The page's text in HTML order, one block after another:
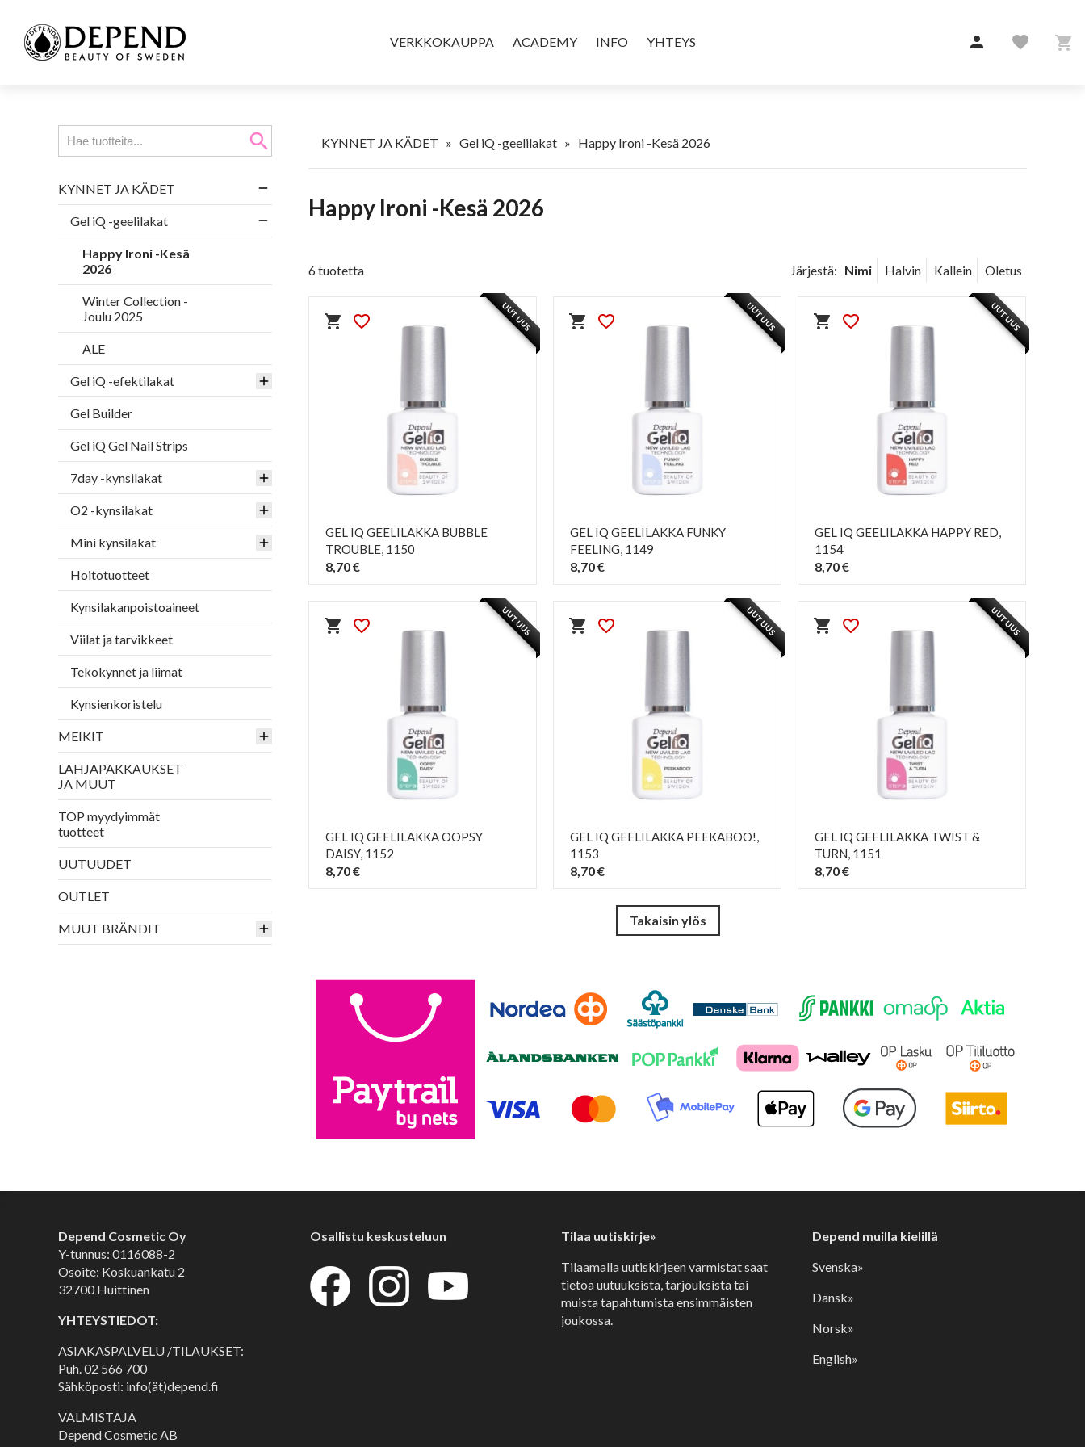
VERKKOKAUPPA ACADEMY INFO YHTEYS  favorite 
search
KYNNET JA KÄDET
Gel iQ -geelilakat
Happy Ironi -Kesä
2026
Winter Collection -
Joulu 2025
ALE
Gel iQ -efektilakat
Gel Builder
Gel iQ Gel Nail Strips
7day -kynsilakat
O2 -kynsilakat
Mini kynsilakat
Hoitotuotteet
Kynsilakanpoistoaineet
Viilat ja tarvikkeet
Tekokynnet ja liimat
Kynsienkoristelu
MEIKIT
LAHJAPAKKAUKSET
JA MUUT
TOP myydyimmät
tuotteet
UUTUUDET
OUTLET
MUUT BRÄNDIT
KYNNET JA KÄDET » Gel iQ -geelilakat » Happy Ironi -Kesä 2026
Happy Ironi -Kesä 2026
6 tuotetta Järjestä: Nimi Halvin Kallein Oletus
shopping_cart favorite_border UUTUUS
GEL IQ GEELILAKKA BUBBLE
TROUBLE, 1150
8,70 €
shopping_cart favorite_border UUTUUS
GEL IQ GEELILAKKA FUNKY
FEELING, 1149
8,70 €
shopping_cart favorite_border UUTUUS
GEL IQ GEELILAKKA HAPPY RED,
1154
8,70 €
shopping_cart favorite_border UUTUUS
GEL IQ GEELILAKKA OOPSY
DAISY, 1152
8,70 €
shopping_cart favorite_border UUTUUS
GEL IQ GEELILAKKA PEEKABOO!,
1153
8,70 €
shopping_cart favorite_border UUTUUS
GEL IQ GEELILAKKA TWIST &
TURN, 1151
8,70 €
Depend Cosmetic Oy
Y-tunnus: 0116088-2
Osoite: Koskuankatu 2
32700 Huittinen
YHTEYSTIEDOT:
ASIAKASPALVELU /TILAUKSET:
Puh.02 566 700
Sähköposti: info(ät)depend.fi
VALMISTAJA
Depend Cosmetic AB
Osallistu keskusteluun
Tilaa uutiskirje»
Tilaamalla uutiskirjeen varmistat saat
tietoa uutuuksista, tarjouksista tai
muista tapahtumista ensimmäisten
joukossa.
Depend muilla kielillä
Svenska»
Dansk»
Norsk»
English»